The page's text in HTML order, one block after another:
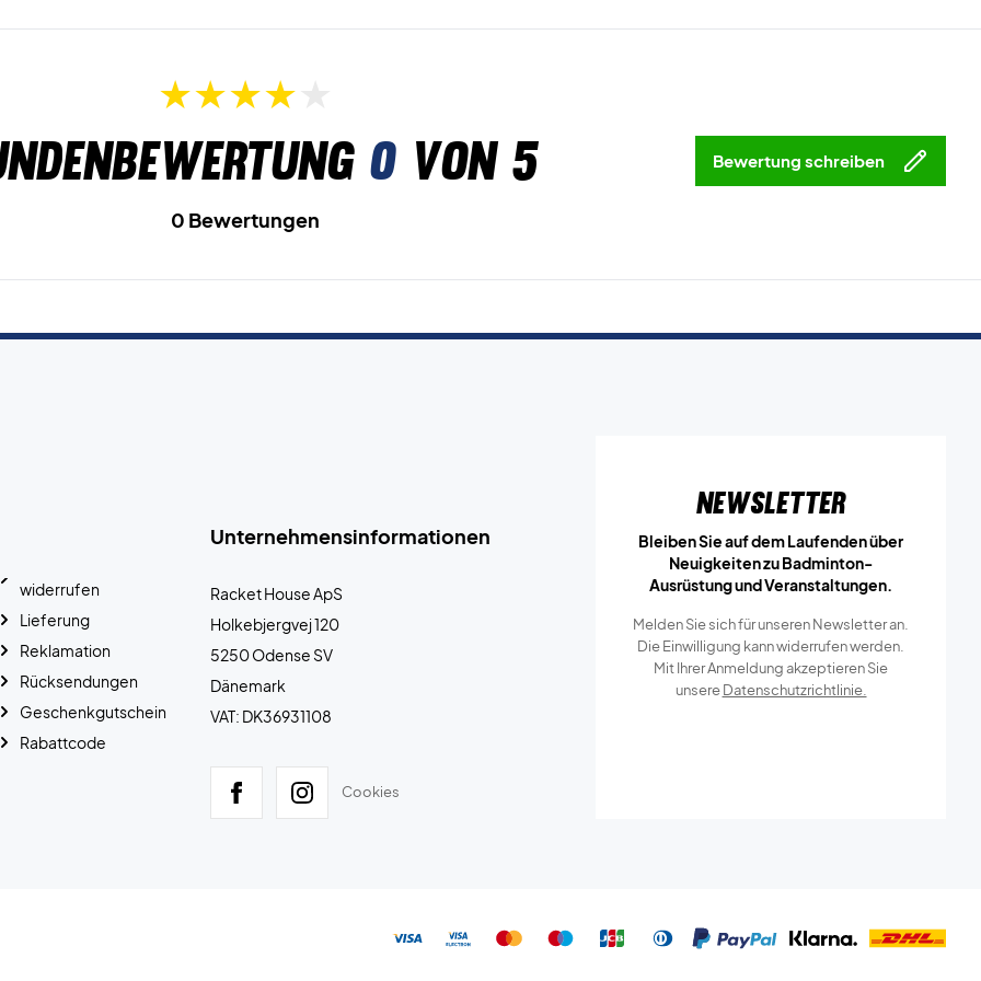
0von 5 Bewertung schreiben
0 Bewertungen
Unternehmensinformationen
Racket House ApS
Holkebjergvej 120
5250 Odense SV
Dänemark
VAT: DK36931108
Cookies
widerrufen
Lieferung
Reklamation
Rücksendungen
Geschenkgutschein
Rabattcode
Newsletter
Bleiben Sie auf dem Laufenden über
Neuigkeiten zu Badminton-
Ausrüstung und Veranstaltungen.
Melden Sie sich für unseren Newsletter an.
Die Einwilligung kann widerrufen werden.
Mit Ihrer Anmeldung akzeptieren Sie
unsereDatenschutzrichtlinie.